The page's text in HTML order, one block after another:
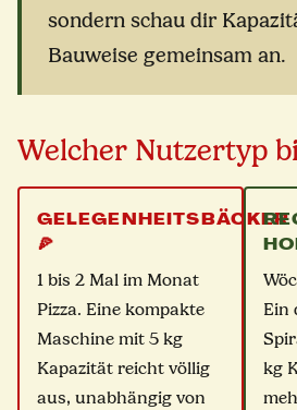
sondern schau dir
Bauweise gemeinsam an.
Welcher Nutzertyp
GELEGENHEITSBÄCKER
🍕
1 bis 2 Mal im Monat
Pizza. Eine kompakte
Maschine mit 5 kg
Kapazität reicht völlig
aus, unabhängig von
Ein
kg